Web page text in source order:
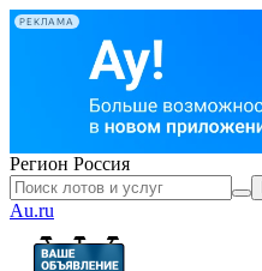
РЕКЛАМА
Регион Россия
Au.ru